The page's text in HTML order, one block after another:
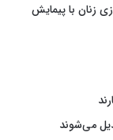
زنان با پیمایش
می‌شوند